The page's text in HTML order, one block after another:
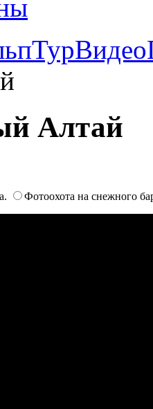
Видео
Алтай
Фотоохота на снежного